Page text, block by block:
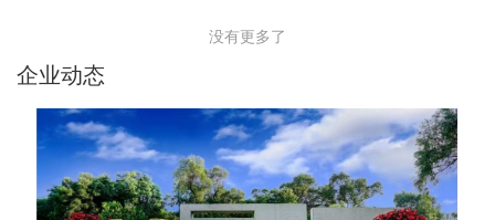
没有更多了
企业动态